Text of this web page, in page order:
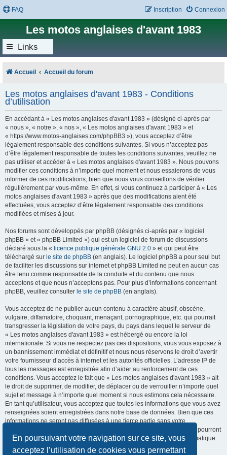
En poursuivant votre navigation sur ce site, vous
acceptez l’utilisation de cookies vous permettant
FAQ Connexion
Inscription
Les motos anglaises d'avant 1983
Links
Accueil Accueil du forum
Les motos anglaises d'avant 1983 - Conditions
d’utilisation
En accédant à « Les motos anglaises d'avant 1983 » (désigné ci-après par
« nous », « notre », « nos », « Les motos anglaises d'avant 1983 » et
« https://www.motos-anglaises.com/phpBB3 »), vous acceptez d’être
légalement responsable des conditions suivantes. Si vous n’acceptez pas
d’être légalement responsable de toutes les conditions suivantes, veuillez ne
pas utiliser et accéder à « Les motos anglaises d'avant 1983 ». Nous pouvons
modifier ces conditions à n’importe quel moment et nous essaierons de vous
informer de ces modifications, bien que nous vous conseillons de vérifier
régulièrement par vous-même. En effet, si vous continuez à participer à « Les
motos anglaises d'avant 1983 » après que des modifications aient été
effectuées, vous acceptez d’être légalement responsable des conditions
modifiées et mises à jour.
Nos forums sont développés par phpBB (désignés ci-après par « logiciel
phpBB » et « phpBB Limited ») qui est un logiciel de forum de discussions
déclaré sous la « licence publique générale GNU 2.0 » et qui peut être
téléchargé sur le site de phpBB (en anglais). Le logiciel phpBB a pour seul but
de faciliter les discussions sur internet et phpBB Limited ne peut en aucun cas
être tenu comme responsable de la conduite et du contenu que nous
acceptons et que nous n’acceptons pas. Pour plus d’informations concernant
phpBB, veuillez consulter le site de phpBB (en anglais).
Vous acceptez de ne publier aucun contenu à caractère abusif, obscène,
vulgaire, diffamatoire, choquant, menaçant, pornographique, etc. qui pourrait
transgresser la législation de votre pays, du pays dans lequel le serveur de
« Les motos anglaises d'avant 1983 » est hébergé ou encore la loi
internationale. Si vous ne respectez pas ces dispositions, vous vous exposez à
un bannissement immédiat et définitif et nous nous réservons le droit d’avertir
votre fournisseur d’accès à internet et les autorités officielles. L’adresse IP de
tous les messages est enregistrée afin d’aider au renforcement de ces
conditions. Vous acceptez le fait que « Les motos anglaises d'avant 1983 » ait
le droit de supprimer, de modifier, de déplacer ou de verrouiller n’importe quel
sujet et message à n’importe quel moment si nous estimons cela nécessaire.
En tant qu’utilisateur, vous acceptez que toutes les informations que vous avez
renseignées soient enregistrées dans notre base de données. Bien que ces
informations ne seront pas diffusées à une tierce partie sans votre
consentement, ni « Les motos anglaises d'avant 1983 », ni phpBB, ne pourront
être tenus comme responsables en cas de tentative de piratage informatique
visant à compromettre vos données.